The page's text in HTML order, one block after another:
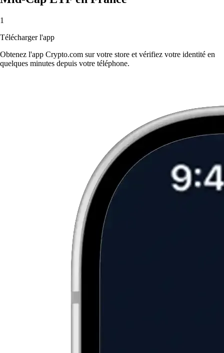
1
Télécharger l'app
Obtenez l'app Crypto.com sur votre store et vérifiez votre identité en
quelques minutes depuis votre téléphone.